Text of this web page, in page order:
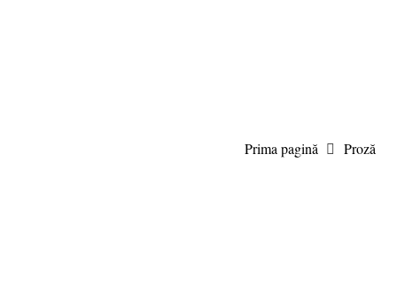
Prima pagină Proză